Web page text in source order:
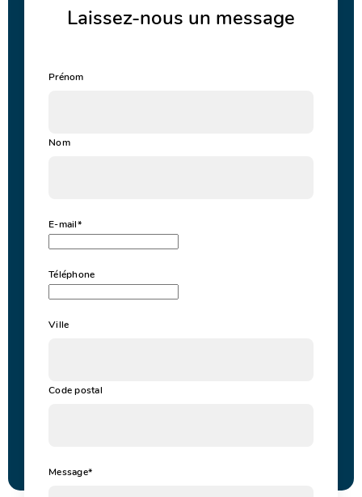
Laissez-nous un message
Prénom
Nom
E-mail*
Téléphone
Ville
Code postal
Message*